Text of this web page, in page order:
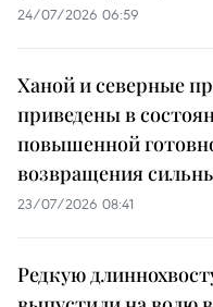
24/07/2026 06:59
Ханой и северные
приведены в
повышенной
возвращения
23/07/2026 08:41
Редкую